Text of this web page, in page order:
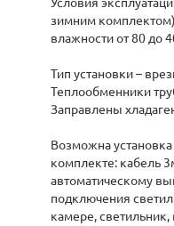
зимним
влажности от 80 до
Тип установки –
Теплообменники
Заправлены
Возможна
комплекте: кабель
автоматическому
подключения
камере,